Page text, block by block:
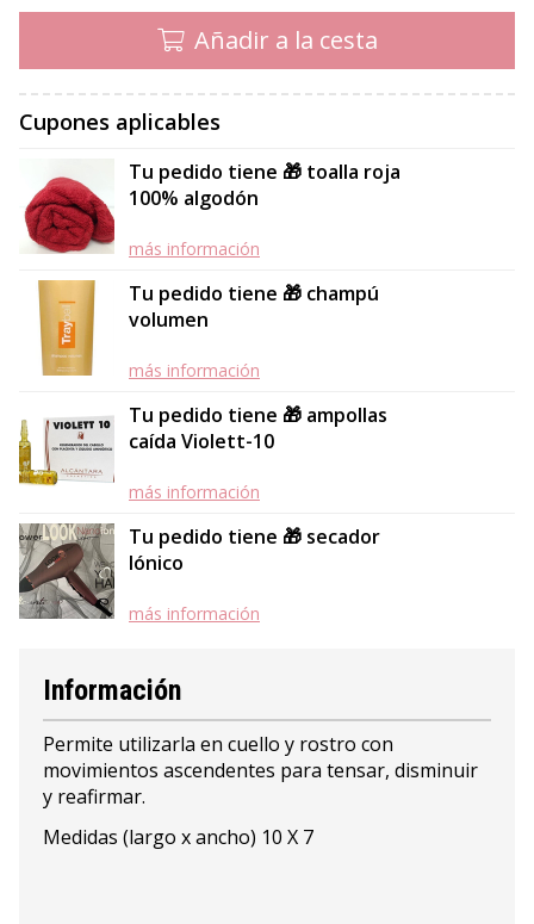
Añadir a la cesta
Cupones aplicables
Tu pedido tiene 🎁 toalla roja
100% algodón
más información
Tu pedido tiene 🎁 champú
volumen
más información
Tu pedido tiene 🎁 ampollas
caída Violett-10
más información
Tu pedido tiene 🎁 secador
Iónico
más información
Información
Permite utilizarla en cuello y rostro con
movimientos ascendentes para tensar, disminuir
y reafirmar.
Medidas (largo x ancho) 10 X 7